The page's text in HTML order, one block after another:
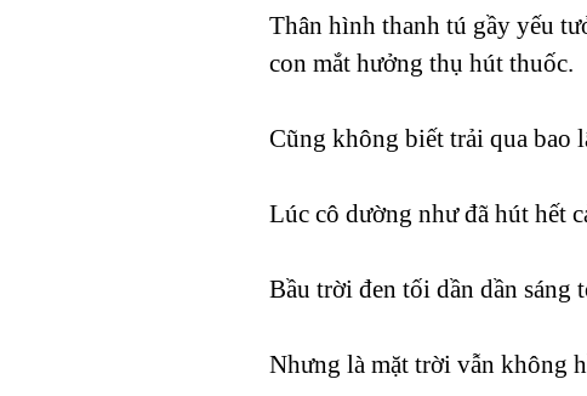
Thân hình thanh tú gầy yếu
con mắt hưởng thụ hút thuốc.
Cũng không biết trải qua bao
Lúc cô dường như đã hút hết
Bầu trời đen tối dần dần sáng
Nhưng là mặt trời vẫn không